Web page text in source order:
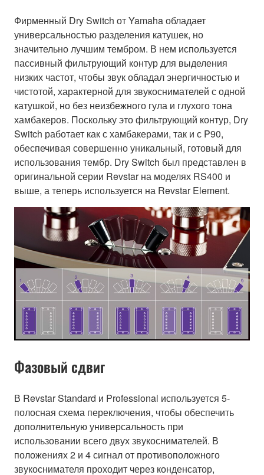
Фирменный Dry Switch от Yamaha обладает
универсальностью разделения катушек, но
значительно лучшим тембром. В нем используется
пассивный фильтрующий контур для выделения
низких частот, чтобы звук обладал энергичностью и
чистотой, характерной для звукоснимателей с одной
катушкой, но без неизбежного гула и глухого тона
хамбакеров. Поскольку это фильтрующий контур, Dry
Switch работает как с хамбакерами, так и с P90,
обеспечивая совершенно уникальный, готовый для
использования тембр. Dry Switch был представлен в
оригинальной серии Revstar на моделях RS400 и
выше, а теперь используется на Revstar Element.
Фазовый сдвиг
В Revstar Standard и Professional используется 5-
полосная схема переключения, чтобы обеспечить
дополнительную универсальность при
использовании всего двух звукоснимателей. В
положениях 2 и 4 сигнал от противоположного
звукоснимателя проходит через конденсатор,